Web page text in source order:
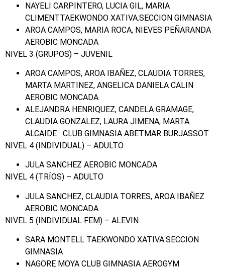
NAYELI CARPINTERO, LUCIA GIL, MARIA
CLIMENTTAEKWONDO XATIVA.SECCION GIMNASIA
AROA CAMPOS, MARIA ROCA, NIEVES PEÑARANDA
AEROBIC MONCADA
NIVEL 3 (GRUPOS) – JUVENIL
AROA CAMPOS, AROA IBAÑEZ, CLAUDIA TORRES,
MARTA MARTINEZ, ANGELICA DANIELA CALIN
AEROBIC MONCADA
ALEJANDRA HENRIQUEZ, CANDELA GRAMAGE,
CLAUDIA GONZALEZ, LAURA JIMENA, MARTA
ALCAIDE CLUB GIMNASIA ABETMAR BURJASSOT
NIVEL 4 (INDIVIDUAL) – ADULTO
JULA SANCHEZ AEROBIC MONCADA
NIVEL 4 (TRÍOS) – ADULTO
JULA SANCHEZ, CLAUDIA TORRES, AROA IBAÑEZ
AEROBIC MONCADA
NIVEL 5 (INDIVIDUAL FEM) – ALEVIN
SARA MONTELL TAEKWONDO XATIVA.SECCION
GIMNASIA
NAGORE MOYA CLUB GIMNASIA AEROGYM